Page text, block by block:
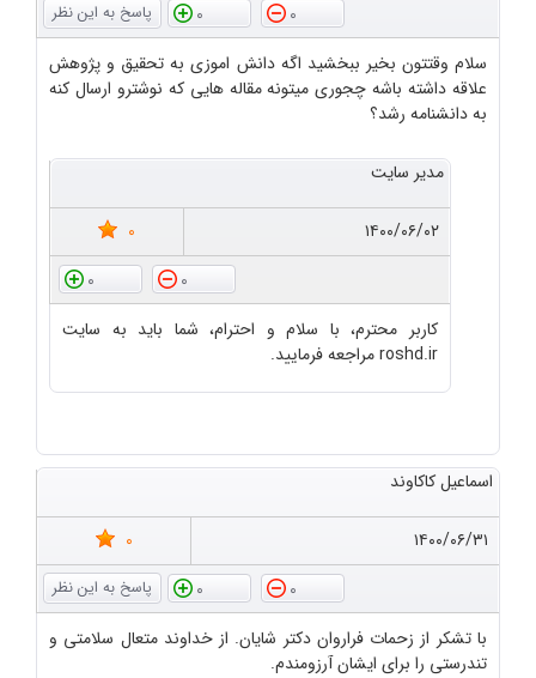
0
0
سلام وقتتون بخیر ببخشید اگه دانش اموزی به تحقیق و پژوهش
علاقه داشته باشه چجوری میتونه مقاله هایی که نوشترو ارسال کنه
به دانشنامه رشد؟
مدیر سایت
۱۴۰۰/۰۶/۰۲
0
0
0
کاربر محترم، با سلام و احترام، شما باید به سایت
roshd.ir مراجعه فرمایید.
اسماعیل کاکاوند
۱۴۰۰/۰۶/۳۱
0
0
0
با تشکر از زحمات فراروان دکتر شایان. از خداوند متعال سلامتی و
تندرستی را برای ایشان آرزومندم.